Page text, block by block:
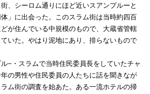
、シーロム通りにほど近いスアンプルーと
」に出会った。このスラム街は当時約四百
が住んでいる中規模のもので、大蔵省管轄
いた。やはり泥地にあり、排らないもので
−・スラムで当時住民委員長をしていたチャ
の男性や住民委員の人たちに話を聞きなが
ム街の調査を始あた。ある一流ホテルの掃